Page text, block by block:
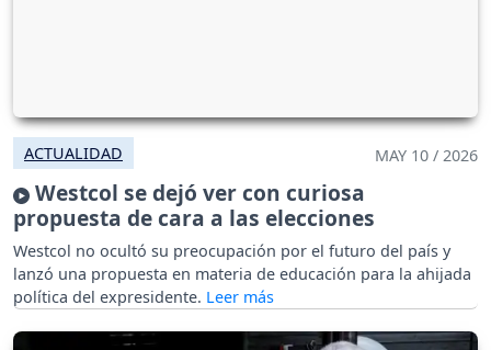
ACTUALIDAD MAY 10 / 2026
Westcol se dejó ver con curiosa
propuesta de cara a las elecciones
Westcol no ocultó su preocupación por el futuro del país y
lanzó una propuesta en materia de educación para la ahijada
política del expresidente.